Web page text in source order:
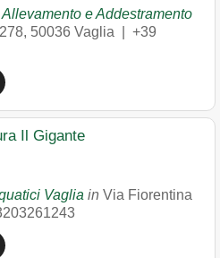
e Addestramento
, 50036 Vaglia
+39
Il Gigante
Vaglia in Via Fiorentina